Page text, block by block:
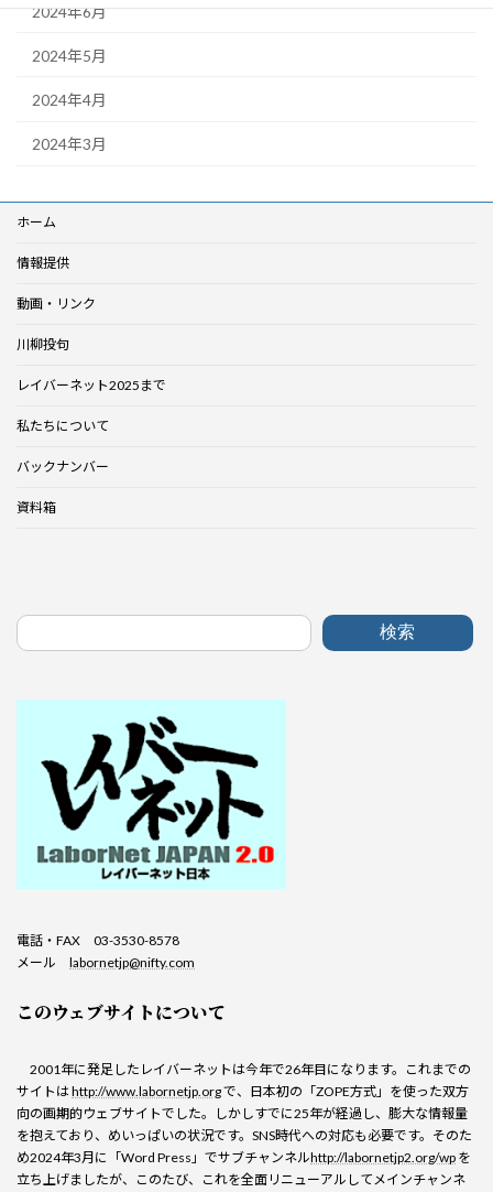
2024年6月
2024年5月
2024年4月
2024年3月
ホーム
情報提供
動画・リンク
川柳投句
レイバーネット2025まで
私たちについて
バックナンバー
資料箱
検索
電話・FAX 03-3530-8578
メール labornetjp@nifty.com
このウェブサイトについて
2001年に発足したレイバーネットは今年で26年目になります。これまでの
サイトはhttp://www.labornetjp.orgで、日本初の「ZOPE方式」を使った双方
向の画期的ウェブサイトでした。しかしすでに25年が経過し、膨大な情報量
を抱えており、めいっぱいの状況です。SNS時代への対応も必要です。そのた
め2024年3月に「Word Press」でサブチャンネルhttp://labornetjp2.org/wp を
立ち上げましたが、このたび、これを全面リニューアルしてメインチャンネ